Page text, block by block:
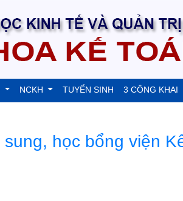
NCKH TUYỂN SINH 3 CÔNG KHAI
học bổng viện